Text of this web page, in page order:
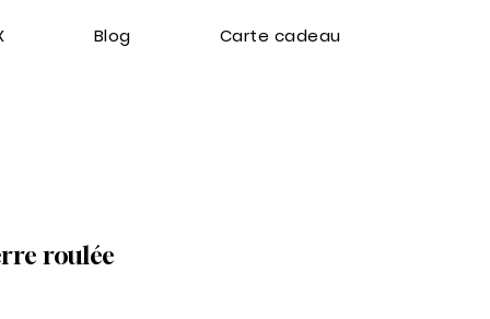
Blog Carte cadeau
roulée